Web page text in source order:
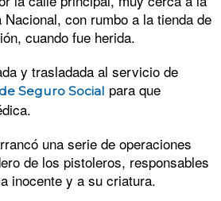
con rumbo a la tienda de
cuando fue herida.
y trasladada al servicio de
Seguro Social para que
una serie de operaciones
de los pistoleros, responsables
inocente y a su criatura.